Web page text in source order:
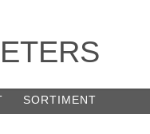
SORTIMENT